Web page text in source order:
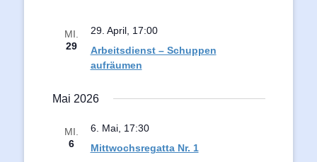
MI.
29
Arbeitsdienst – Schuppen
aufräumen
29. April, 17:00
Mai 2026
MI.
6
Mittwochsregatta Nr. 1
6. Mai, 17:30